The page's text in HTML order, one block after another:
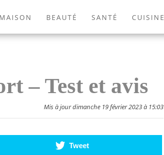
MAISON BEAUTÉ SANTÉ CUISINE
ANIMAUX JEUX VIDÉOS LIVRES
– Test et avis
Mis à jour dimanche 19 février 2023 à 15:03
Tweet